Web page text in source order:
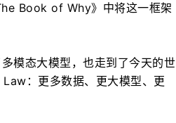
Book of Why》中将这一框架
模态大模型，也走到了今天的世
：更多数据、更大模型、更